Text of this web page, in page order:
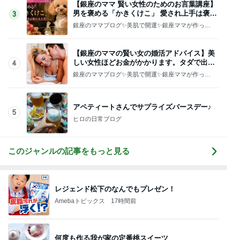
Amebaトピックス 17時間前
何度も作る我が家の定番桃スイーツ
Amebaトピックス 2日前
旦那の行動を疑ってしまう正直な気持ち
Amebaトピックス 1日前
Amebaトピックス 2日前
自分の片付けを後回しにする理由
Amebaトピックス 1日前